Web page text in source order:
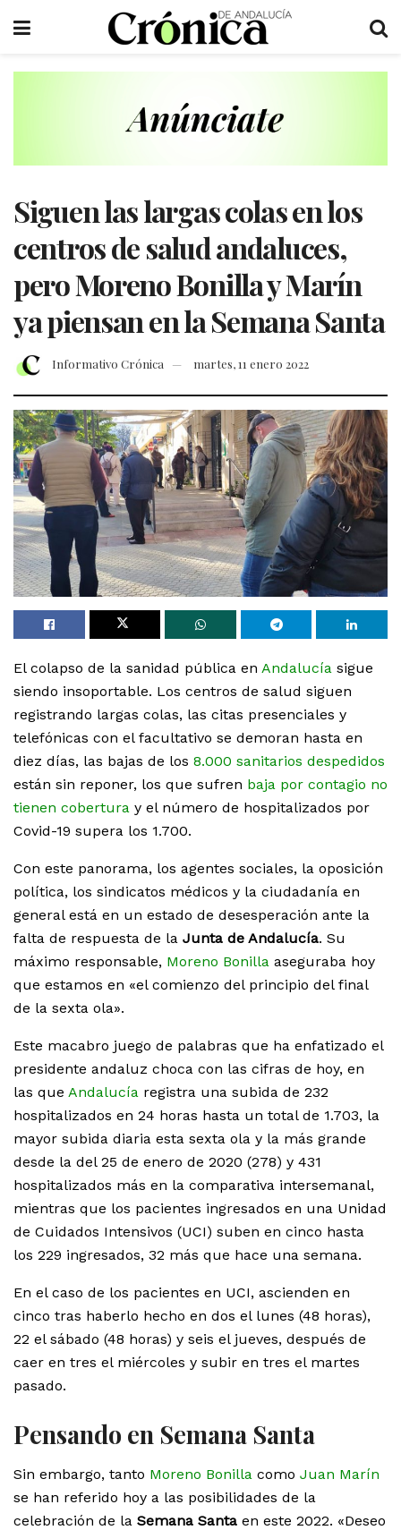
Siguen las largas colas en los
centros de salud andaluces,
pero Moreno Bonilla y Marín
ya piensan en la Semana Santa
Informativo Crónica martes, 11 enero 2022
El colapso de la sanidad pública en Andalucía sigue
siendo insoportable. Los centros de salud siguen
registrando largas colas, las citas presenciales y
telefónicas con el facultativo se demoran hasta en
diez días, las bajas de los 8.000 sanitarios despedidos
están sin reponer, los que sufren baja por contagio no
tienen cobertura y el número de hospitalizados por
Covid-19 supera los 1.700.
Con este panorama, los agentes sociales, la oposición
política, los sindicatos médicos y la ciudadanía en
general está en un estado de desesperación ante la
falta de respuesta de la Junta de Andalucía. Su
máximo responsable, Moreno Bonilla aseguraba hoy
que estamos en «el comienzo del principio del final
de la sexta ola».
Este macabro juego de palabras que ha enfatizado el
presidente andaluz choca con las cifras de hoy, en
las que Andalucía registra una subida de 232
hospitalizados en 24 horas hasta un total de 1.703, la
mayor subida diaria esta sexta ola y la más grande
desde la del 25 de enero de 2020 (278) y 431
hospitalizados más en la comparativa intersemanal,
mientras que los pacientes ingresados en una Unidad
de Cuidados Intensivos (UCI) suben en cinco hasta
los 229 ingresados, 32 más que hace una semana.
En el caso de los pacientes en UCI, ascienden en
cinco tras haberlo hecho en dos el lunes (48 horas),
22 el sábado (48 horas) y seis el jueves, después de
caer en tres el miércoles y subir en tres el martes
pasado.
Pensando en Semana Santa
Sin embargo, tanto Moreno Bonilla como Juan Marín
se han referido hoy a las posibilidades de la
celebración de la Semana Santa en este 2022. «Deseo